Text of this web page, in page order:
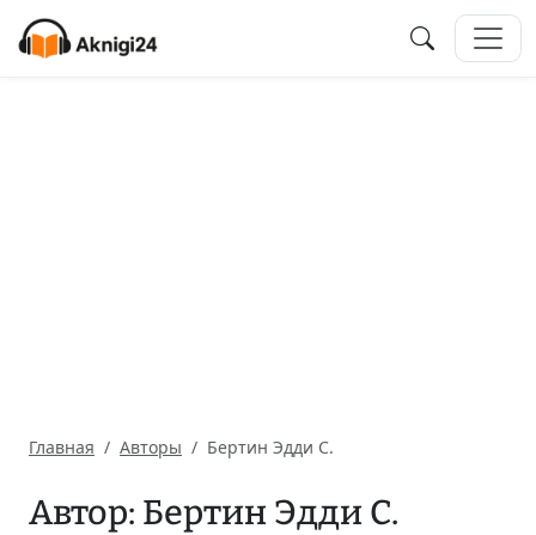
Главная Авторы Бертин Эдди С.
Автор: Бертин Эдди С.